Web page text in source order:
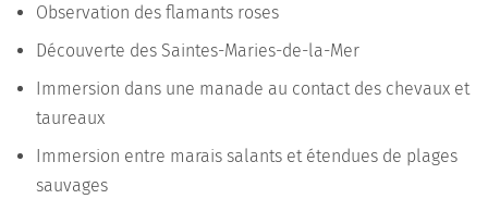
Observation des flamants roses
Découverte des Saintes-Maries-de-la-Mer
Immersion dans une manade au contact des chevaux et
taureaux
Immersion entre marais salants et étendues de plages
sauvages